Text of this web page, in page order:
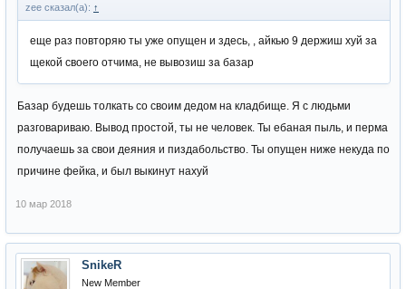
zee сказал(а): ↑
еще раз повторяю ты уже опущен и здесь, , айкью 9 держиш хуй за
щекой своего отчима, не вывозиш за базар
Базар будешь толкать со своим дедом на кладбище. Я с людьми
разговариваю. Вывод простой, ты не человек. Ты ебаная пыль, и перма
получаешь за свои деяния и пиздабольство. Ты опущен ниже некуда по
причине фейка, и был выкинут нахуй
10 мар 2018
SnikeR
New Member